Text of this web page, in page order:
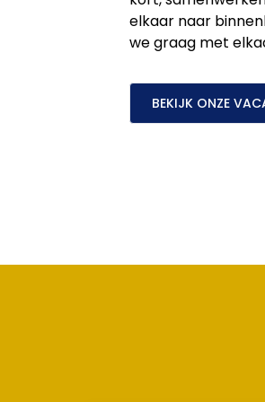
elkaar naar
we graag met
BEKIJK ONZE